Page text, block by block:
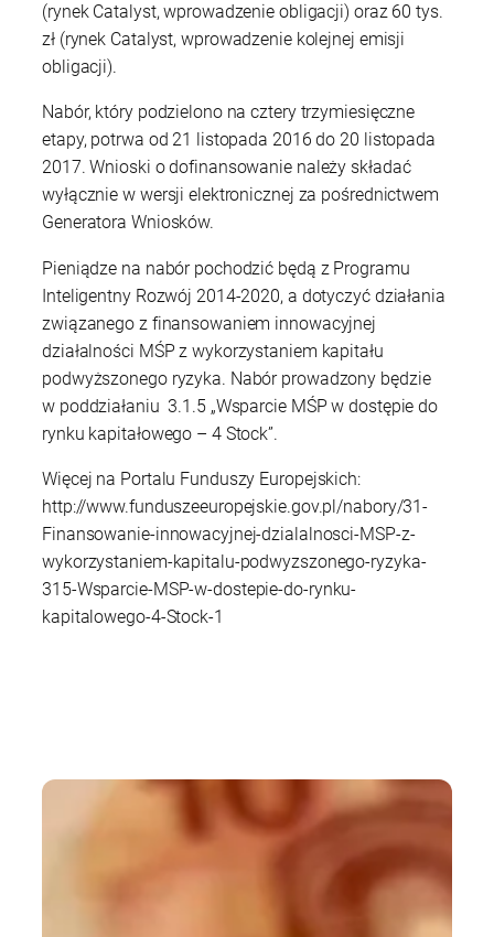
(rynek Catalyst, wprowadzenie obligacji) oraz 60 tys.
zł (rynek Catalyst, wprowadzenie kolejnej emisji
obligacji).
Nabór, który podzielono na cztery trzymiesięczne
etapy, potrwa od 21 listopada 2016 do 20 listopada
2017. Wnioski o dofinansowanie należy składać
wyłącznie w wersji elektronicznej za pośrednictwem
Generatora Wniosków.
Pieniądze na nabór pochodzić będą z Programu
Inteligentny Rozwój 2014-2020, a dotyczyć działania
związanego z finansowaniem innowacyjnej
działalności MŚP z wykorzystaniem kapitału
podwyższonego ryzyka. Nabór prowadzony będzie
w poddziałaniu 3.1.5 „Wsparcie MŚP w dostępie do
rynku kapitałowego – 4 Stock”.
Więcej na Portalu Funduszy Europejskich:
http://www.funduszeeuropejskie.gov.pl/nabory/31-
Finansowanie-innowacyjnej-dzialalnosci-MSP-z-
wykorzystaniem-kapitalu-podwyzszonego-ryzyka-
315-Wsparcie-MSP-w-dostepie-do-rynku-
kapitalowego-4-Stock-1